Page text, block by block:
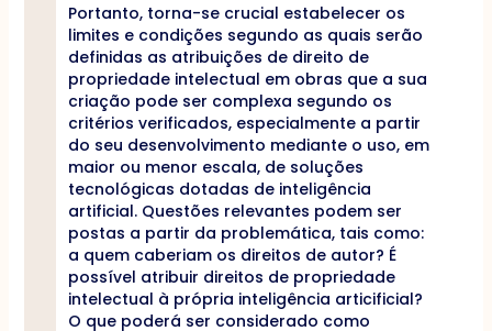
Portanto, torna-se crucial estabelecer os
limites e condições segundo as quais serão
definidas as atribuições de direito de
propriedade intelectual em obras que a sua
criação pode ser complexa segundo os
critérios verificados, especialmente a partir
do seu desenvolvimento mediante o uso, em
maior ou menor escala, de soluções
tecnológicas dotadas de inteligência
artificial. Questões relevantes podem ser
postas a partir da problemática, tais como:
a quem caberiam os direitos de autor? É
possível atribuir direitos de propriedade
intelectual à própria inteligência articificial?
O que poderá ser considerado como